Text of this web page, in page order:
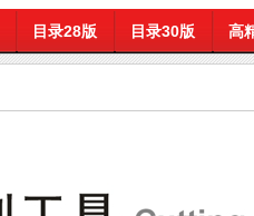
目录28版 目录30版 高